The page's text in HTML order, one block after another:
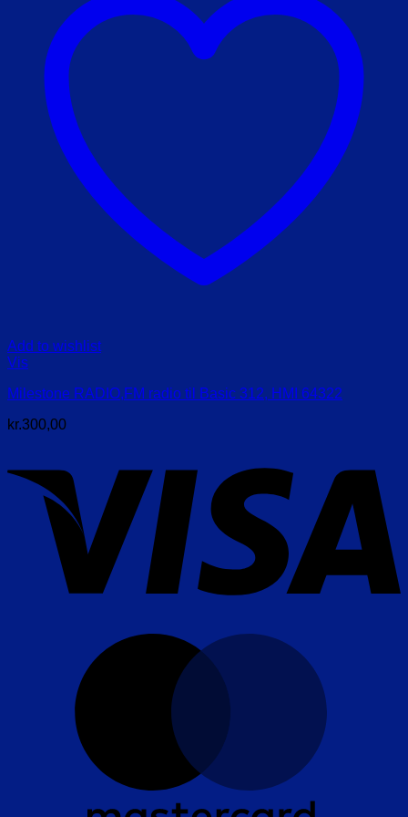
Add to wishlist
Vis
Milestone RADIO,FM radio til Basic 312, HMI 64322
kr.300,00